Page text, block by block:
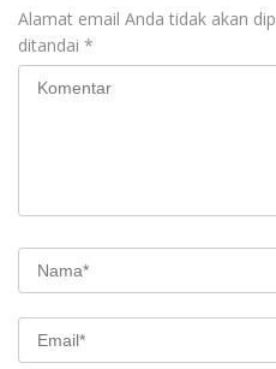
Alamat email Anda tidak akan
ditandai *